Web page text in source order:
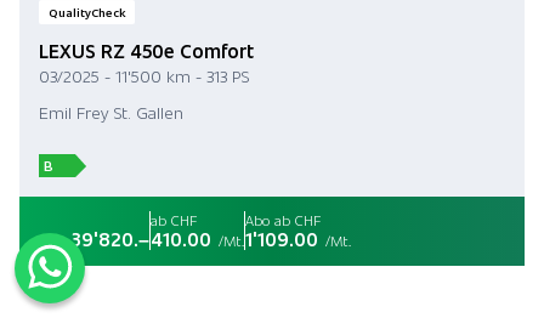
QualityCheck
LEXUS RZ 450e Comfort
03/2025 - 11'500 km - 313 PS
Emil Frey St. Gallen
B
CHF39'820.–
ab CHF
410.00 /Mt.
Abo ab CHF
1'109.00 /Mt.